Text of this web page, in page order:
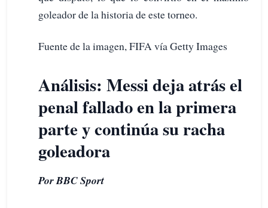
goleador de la historia de este torneo.
Fuente de la imagen, FIFA vía Getty Images
Análisis: Messi deja atrás el
penal fallado en la primera
parte y continúa su racha
goleadora
Por BBC Sport